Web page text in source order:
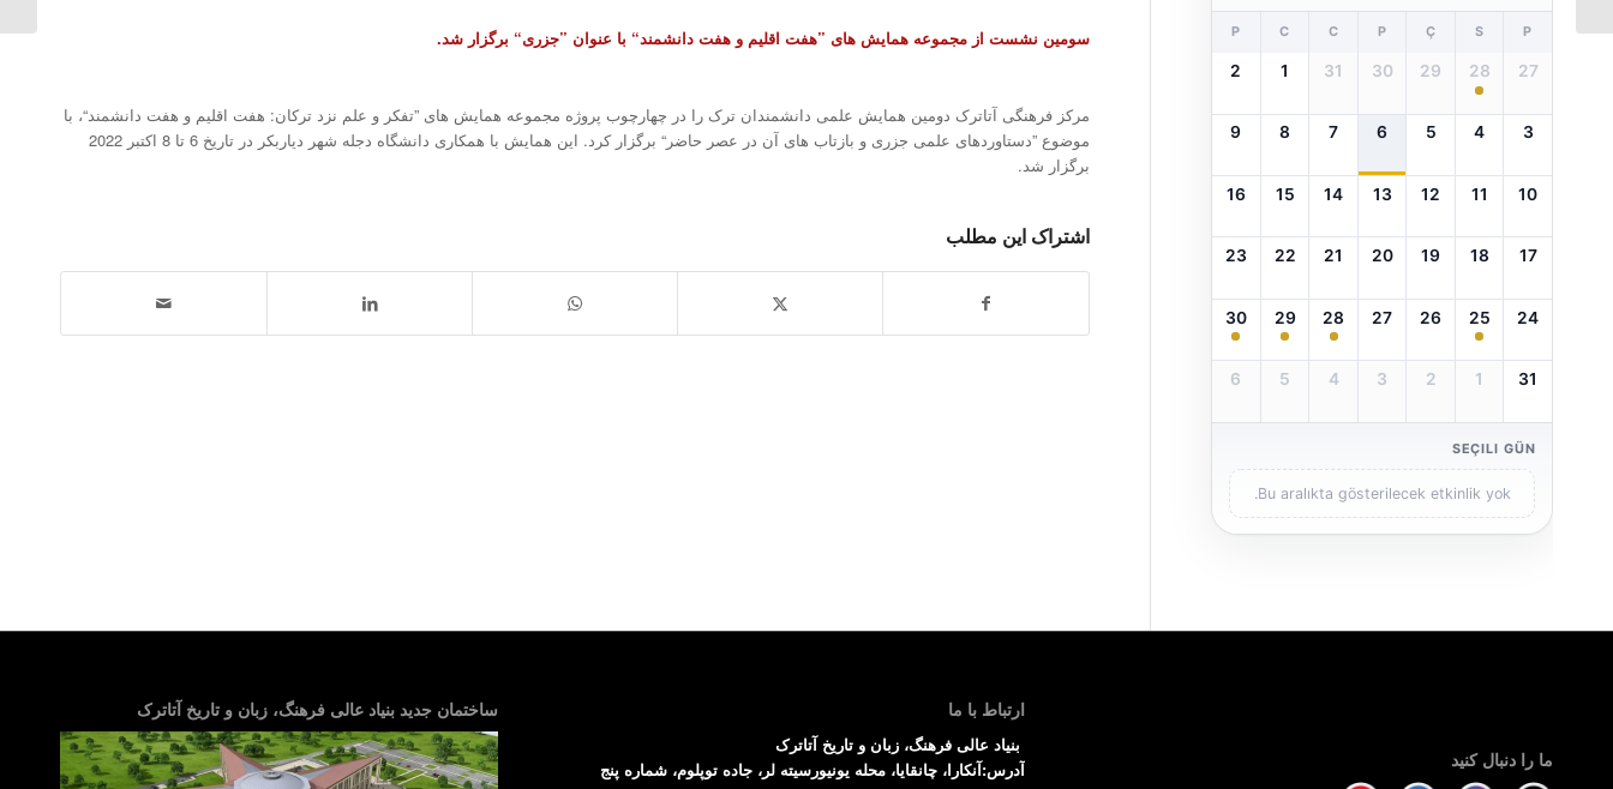
سومین نشست از مجموعه همایش های ”هفت اقلیم و هفت دانشمند“ با عنوان ”جزری“ برگزار شد.
مرکز فرهنگی آتاترک دومین همایش علمی دانشمندان ترک را در چهارچوب پروژه مجموعه همایش های ”تفکر و علم نزد ترکان: هفت اقلیم و هفت دانشمند“، با
موضوع ”دستاوردهای علمی جزری و بازتاب های آن در عصر حاضر“ برگزار کرد. این همایش با همکاری دانشگاه دجله شهر دیاربکر در تاریخ 6 تا 8 اکتبر 2022
برگزار شد.
اشتراک این مطلب
P
S
Ç
P
C
C
P
27
28
29
30
31
1
2
3
4
5
6
7
8
9
10
11
12
13
14
15
16
17
18
19
20
21
22
23
24
25
26
27
28
29
30
31
1
2
3
4
5
6
SEÇILI GÜN
Bu aralıkta gösterilecek etkinlik yok.
ما را دنبال کنید
ارتباط با ما
بنیاد عالی فرهنگ، زبان و تاریخ آتاترک
آدرس:آنکارا، چانقایا، محله یونیورسیته لر، جاده توپلوم، شماره پنج
ساختمان جدید بنیاد عالی فرهنگ، زبان و تاریخ آتاترک